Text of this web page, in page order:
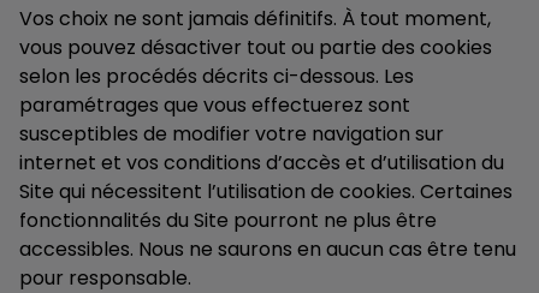
Vos choix ne sont jamais définitifs. À tout moment,
vous pouvez désactiver tout ou partie des cookies
selon les procédés décrits ci-dessous. Les
paramétrages que vous effectuerez sont
susceptibles de modifier votre navigation sur
internet et vos conditions d’accès et d’utilisation du
Site qui nécessitent l’utilisation de cookies. Certaines
fonctionnalités du Site pourront ne plus être
accessibles. Nous ne saurons en aucun cas être tenu
pour responsable.